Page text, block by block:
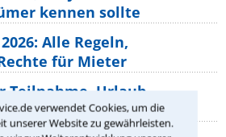
verwendet Cookies, um die
unserer Website zu gewährleisten.
kennen sollte
Alle Regeln,
für Mieter
Teilnahme, Urlaub,
beim